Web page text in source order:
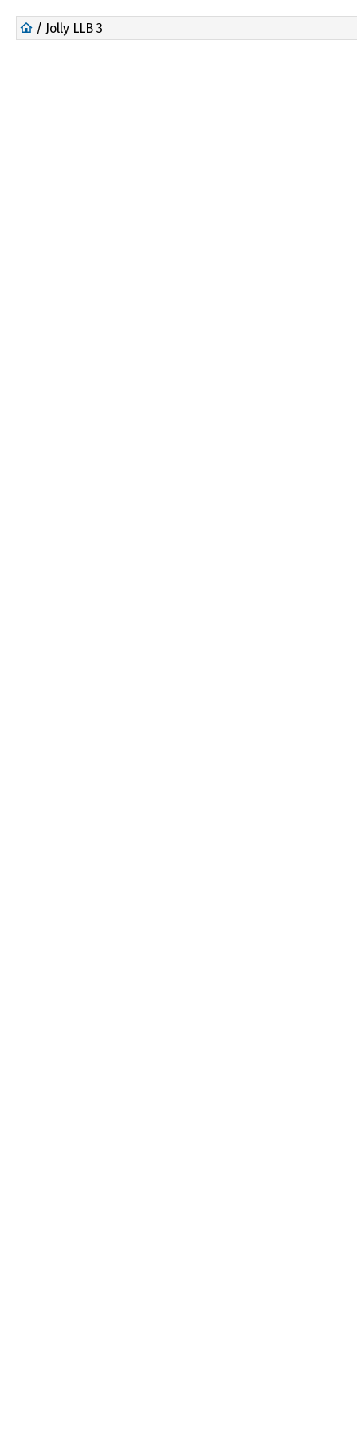
/ Jolly LLB 3